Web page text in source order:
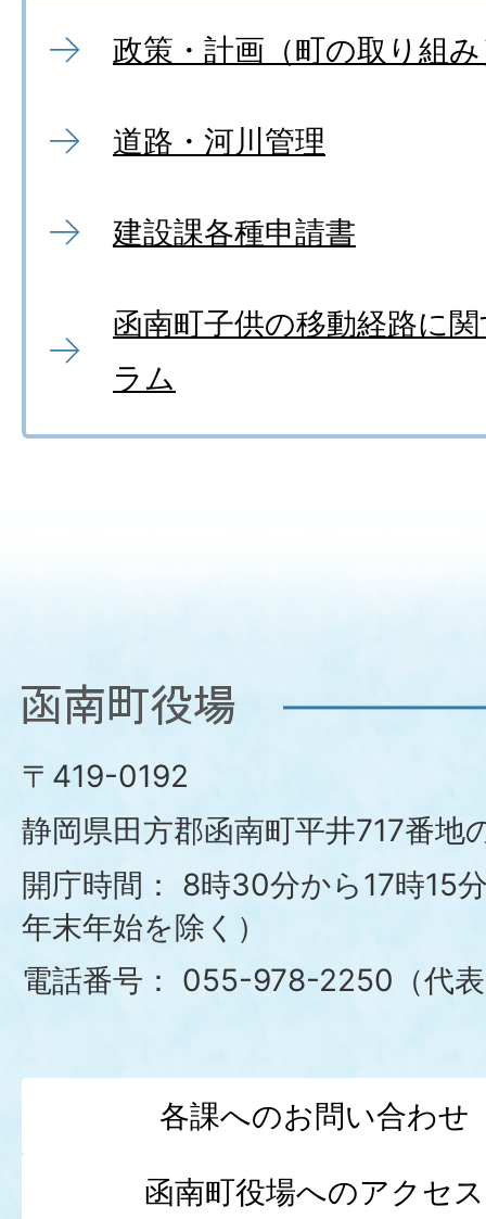
政策・計画（町の取り組
道路・河川管理
建設課各種申請書
函南町子供の移動経路に
ラム
函
南
町
役
場
〒419-0192
静岡県田方郡函南町平井717番地
開庁時間：
8時30分から17時15
年末年始を除く）
電話番号：
055-978-2250（代
各課へのお問い合わせ
函南町役場へのアクセス